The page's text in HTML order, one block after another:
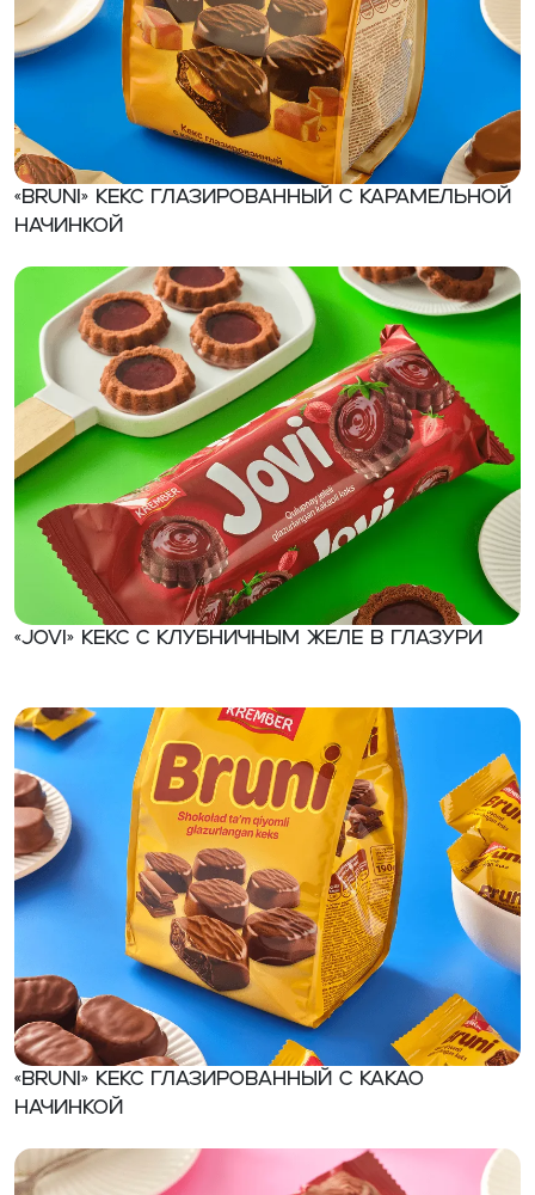
«BRUNI» Кекс глазированный с карамельной
начинкой
«JOVI» Кекс с клубничным желе в глазури
«BRUNI» Кекс глазированный с какао
начинкой